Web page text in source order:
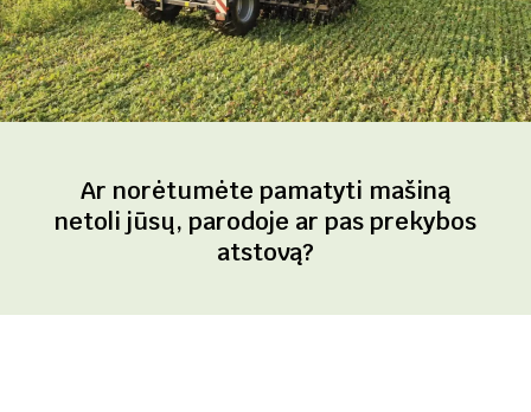
Ar norėtumėte pamatyti mašiną
netoli jūsų, parodoje ar pas prekybos
atstovą?